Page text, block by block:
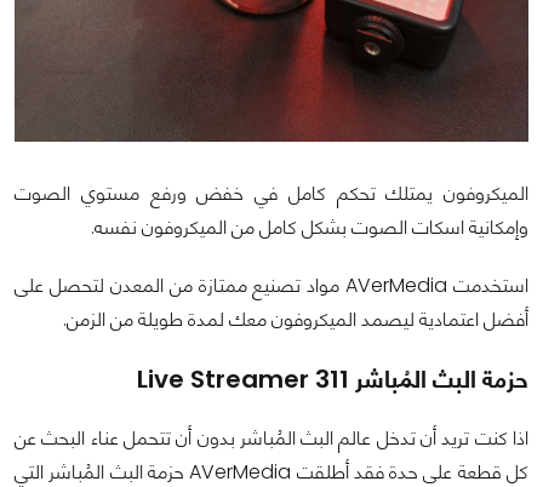
الميكروفون يمتلك تحكم كامل في خفض ورفع مستوي الصوت
وإمكانية اسكات الصوت بشكل كامل من الميكروفون نفسه.
استخدمت AVerMedia مواد تصنيع ممتازة من المعدن لتحصل على
أفضل اعتمادية ليصمد الميكروفون معك لمدة طويلة من الزمن.
حزمة البث المُباشر Live Streamer 311
اذا كنت تريد أن تدخل عالم البث المُباشر بدون أن تتحمل عناء البحث عن
كل قطعة على حدة فقد أطلقت AVerMedia حزمة البث المُباشر التي